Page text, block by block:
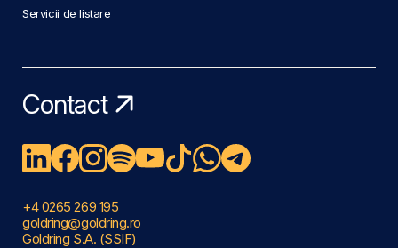
Servicii de listare
Contact
+4 0265 269 195
goldring@goldring.ro
Goldring S.A. (SSIF)